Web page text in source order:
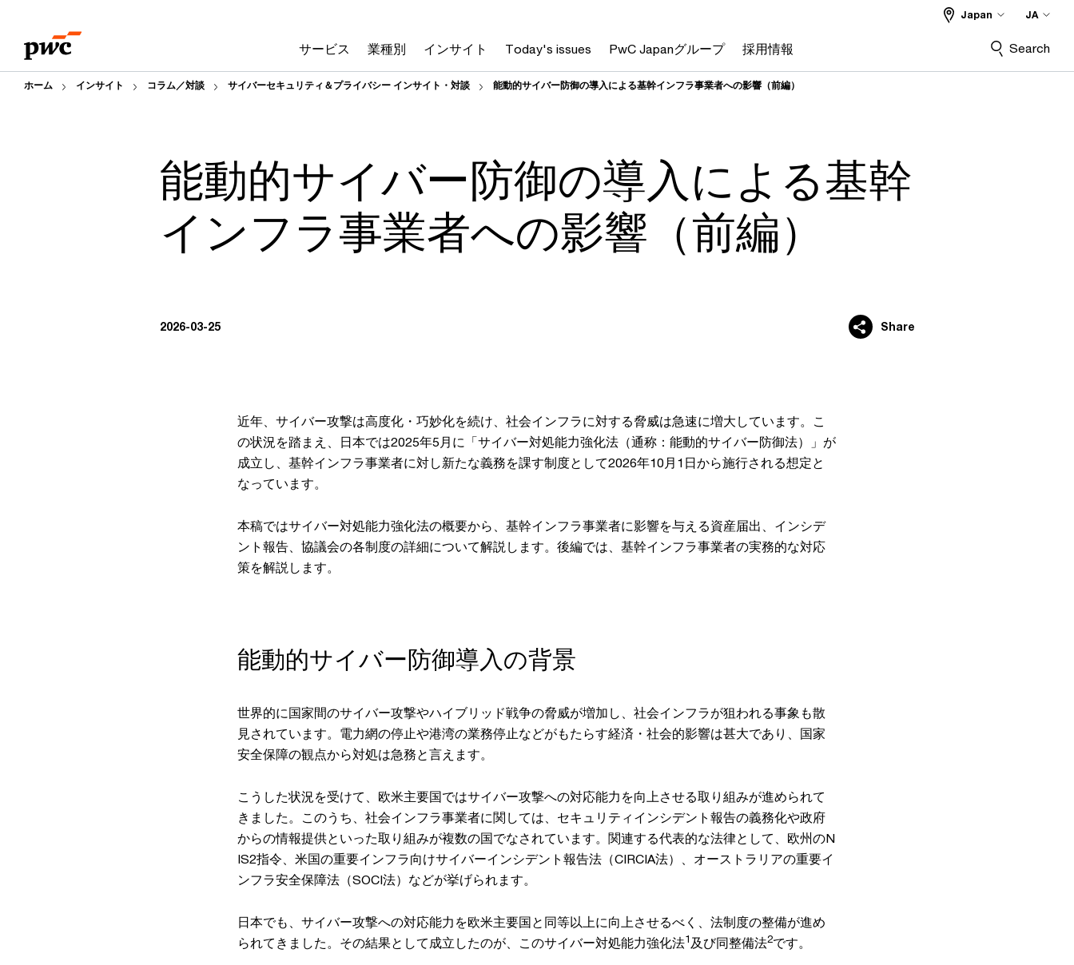
content
footer
サービス 業種別 インサイト Today's issues PwC Japanグループ 採用情報
Japan JA
Search
ホーム インサイト コラム／対談 サイバーセキュリティ＆プライバシー インサイト・対談 能動的サイバー防御の導入による基幹インフラ事業者への影響（前編）
能動的サイバー防御の導入による基幹
インフラ事業者への影響（前編）
2026-03-25 Share
近年、サイバー攻撃は高度化・巧妙化を続け、社会インフラに対する脅威は急速に増大しています。こ
の状況を踏まえ、日本では2025年5月に「サイバー対処能力強化法（通称：能動的サイバー防御法）」が
成立し、基幹インフラ事業者に対し新たな義務を課す制度として2026年10月1日から施行される想定と
なっています。
本稿ではサイバー対処能力強化法の概要から、基幹インフラ事業者に影響を与える資産届出、インシデ
ント報告、協議会の各制度の詳細について解説します。後編では、基幹インフラ事業者の実務的な対応
策を解説します。
能動的サイバー防御導入の背景
世界的に国家間のサイバー攻撃やハイブリッド戦争の脅威が増加し、社会インフラが狙われる事象も散
見されています。電力網の停止や港湾の業務停止などがもたらす経済・社会的影響は甚大であり、国家
安全保障の観点から対処は急務と言えます。
こうした状況を受けて、欧米主要国ではサイバー攻撃への対応能力を向上させる取り組みが進められて
きました。このうち、社会インフラ事業者に関しては、セキュリティインシデント報告の義務化や政府
からの情報提供といった取り組みが複数の国でなされています。関連する代表的な法律として、欧州のN
IS2指令、米国の重要インフラ向けサイバーインシデント報告法（CIRCIA法）、オーストラリアの重要イ
ンフラ安全保障法（SOCI法）などが挙げられます。
日本でも、サイバー攻撃への対応能力を欧米主要国と同等以上に向上させるべく、法制度の整備が進め
られてきました。その結果として成立したのが、このサイバー対処能力強化法1 及び同整備法2です。